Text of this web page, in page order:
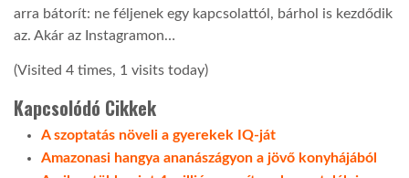
arra bátorít: ne féljenek egy kapcsolattól, bárhol is kezdődik
az. Akár az Instagramon…
(Visited 4 times, 1 visits today)
Kapcsolódó Cikkek
A szoptatás növeli a gyerekek IQ-ját
Amazonasi hangya ananászágyon a jövő konyhájából